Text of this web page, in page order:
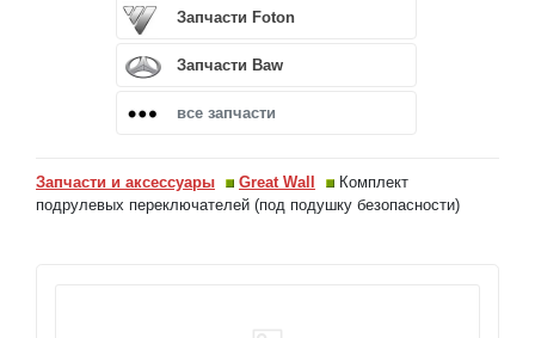
Запчасти Foton
Запчасти Baw
все запчасти
Запчасти и аксессуары Great Wall
Комплект
подрулевых переключателей (под подушку безопасности)